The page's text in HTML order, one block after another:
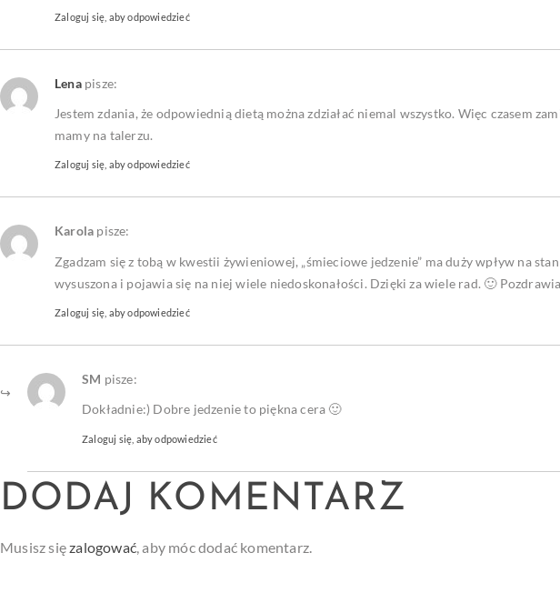
Zaloguj się, aby odpowiedzieć
Lena pisze:
Jestem zdania, że odpowiednią dietą można zdziałać niemal wszystko. Więc czasem
mamy na talerzu.
Zaloguj się, aby odpowiedzieć
Karola pisze:
Zgadzam się z tobą w kwestii żywieniowej, „śmieciowe jedzenie” ma duży wpływ na
wysuszona i pojawia się na niej wiele niedoskonałości. Dzięki za wiele rad. 🙂
Zaloguj się, aby odpowiedzieć
SM pisze:
Dokładnie:) Dobre jedzenie to piękna cera 🙂
Zaloguj się, aby odpowiedzieć
DODAJ KOMENTARZ
Musisz sięzalogować, aby móc dodać komentarz.